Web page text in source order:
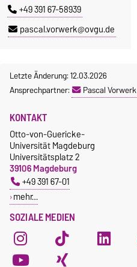
+49 391 67-58939
pascal.vorwerk@ovgu.de
Letzte Änderung: 12.03.2026
Ansprechpartner:
Pascal Vorwerk
SOZIALE MEDIEN
KONTAKT
Otto-von-Guericke-
Universität Magdeburg
Universitätsplatz 2
39106 Magdeburg
+49 391 67-01
mehr…